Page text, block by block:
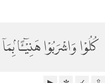
كُلُوْا وَاشْرَبُوْا هَنِيْۤـًٔا